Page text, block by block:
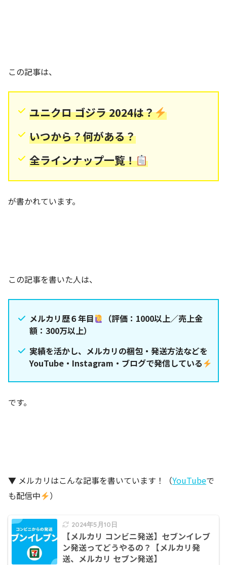
この記事は、
ユニクロ ゴジラ 2024は？
いつから？何がある？
全ラインナップ一覧！
が書かれています。
この記事を書いた人は、
メルカリ歴６年目
（評価：1000以上／売上金
額：300万以上）
実績を活かし、メルカリの梱包・発送方法などを
YouTube・Instagram・ブログで発信している
です。
▼ メルカリはこんな記事を書いています！（YouTubeで
も配信中
）
2024年5月10日
【メルカリ コンビニ発送】セブンイレブ
ン発送ってどうやるの？【メルカリ発
送、メルカリ セブン発送】